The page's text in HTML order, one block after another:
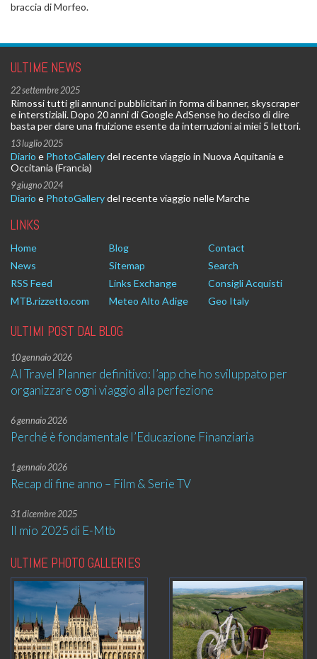
braccia di Morfeo.
ULTIME NEWS
22 settembre 2025
Rimossi tutti gli annunci pubblicitari in forma di banner, skyscraper
e interstiziali. Dopo 20 anni di Google AdSense ho deciso di dire
basta per dare una fruizione esente da interruzioni ai miei 5 lettori.
13 luglio 2025
Diario e PhotoGallerydel recente viaggio in Nuova Aquitania e
Occitania (Francia)
9 giugno 2024
Diario e PhotoGallerydel recente viaggio nelle Marche
LINKS
Home Blog
Contact
News
Sitemap
Search
RSS Feed
Links Exchange
Consigli Acquisti
MTB.rizzetto.com
Meteo Alto Adige Geo Italy
ULTIMI POST DAL BLOG
10 gennaio 2026
AI Travel Planner definitivo: l’app che ho sviluppato per
organizzare ogni viaggio alla perfezione
6 gennaio 2026
Perché è fondamentale l’Educazione Finanziaria
1 gennaio 2026
Recap di fine anno – Film & Serie TV
31 dicembre 2025
Il mio 2025 di E-Mtb
ULTIME PHOTO GALLERIES